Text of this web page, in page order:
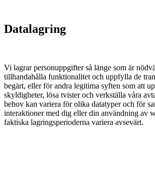
Datalagring
Vi lagrar personuppgifter så länge som är
tillhandahålla funktionalitet och uppfylla de
begärt, eller för andra legitima syften som att
skyldigheter, lösa tvister och verkställa våra
behov kan variera för olika datatyper och för
interaktioner med dig eller din användning av
faktiska lagringsperioderna variera avsevärt.